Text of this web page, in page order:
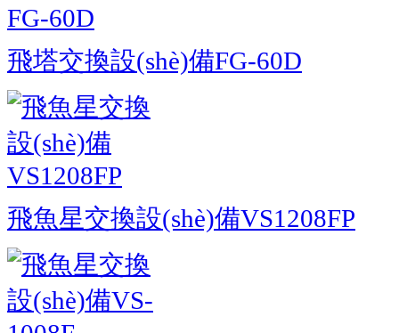
飛塔交換設(shè)備FG-60D
飛魚星交換設(shè)備VS1208FP